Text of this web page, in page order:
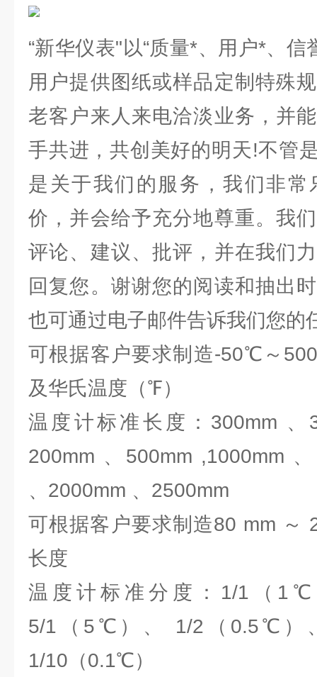
“新华仪表"以“质量*、用户*、
用户提供图纸或样品定制特殊
老客户来人来电洽淡业务，并
手共进，共创美好的明天!不管
是关于我们的服务，我们非
价，并会给予充分地尊重。我
评论、建议、批评，并在我们
回复您。谢谢您的阅读和抽出
也可通过电子邮件告诉我们您
可根据客户要求制造-50℃～
及华氏温度（℉）
温度计标准长度：300mm 、
200mm 、500mm ,1000mm
、2000mm 、2500mm
可根据客户要求制造80 mm ～
长度
温度计标准分度：1/1（
5/1（5℃）、 1/2（0.5℃）
1/10（0.1℃）